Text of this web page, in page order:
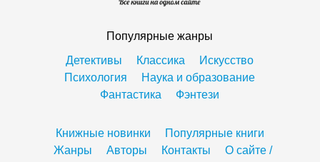
Популярные жанры
Детективы
Классика
Искусство
Психология
Наука и образование
Фантастика
Фэнтези
Книжные новинки
Популярные книги
Жанры
Авторы Контакты
О сайте /